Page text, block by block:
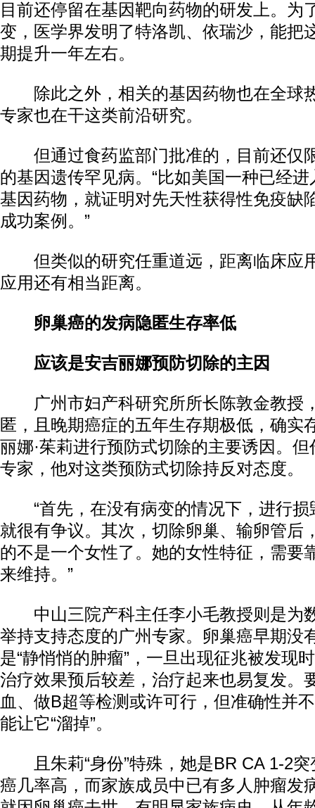
目前还停留在基因靶向药物的研发上。为
变，医学界发明了特洛凯、依瑞沙，能把
期提升一年左右。
除此之外，相关的基因药物也在全球
专家也在干这类前沿研究。
但通过食药监部门批准的，目前还仅
的基因遗传罕见病。“比如美国一种已经
基因药物，就证明对先天性获得性免疫缺
成功案例。”
但类似的研究任重道远，距离临床应
应用还有相当距离。
卵巢癌的发病隐匿生存率低
应该是安吉丽娜预防切除的主因
广州市妇产科研究所所长陈敦金教授
匿，且晚期癌症的五年生存期极低，确实
丽娜·茱莉进行预防式切除的主要诱因。
专家，他对这类预防式切除持反对态度。
“首先，在没有病变的情况下，进行损
就很有争议。其次，切除卵巢、输卵管后
的不是一个女性了。她的女性特征，需要
来维持。”
中山三院产科主任李小毛教授则是为
举持支持态度的广州专家。卵巢癌早期没
是“静悄悄的肿瘤”，一旦出现征兆被发现
治疗效果预后较差，治疗起来也易复发。
血、做B超等检测或许可行，但准确性并
能让它“溜掉”。
且朱莉“身份”特殊，她是BR CA 1-2突
癌几率高，而家族成员中已有多人肿瘤发